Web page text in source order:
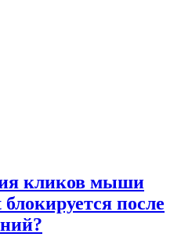
кликов мыши
после